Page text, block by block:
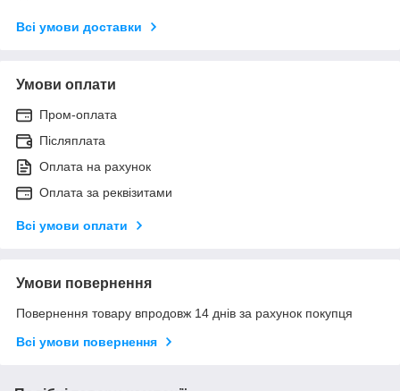
Всі умови доставки
Умови оплати
Пром-оплата
Післяплата
Оплата на рахунок
Оплата за реквізитами
Всі умови оплати
Умови повернення
Повернення товару впродовж 14 днів за рахунок покупця
Всі умови повернення